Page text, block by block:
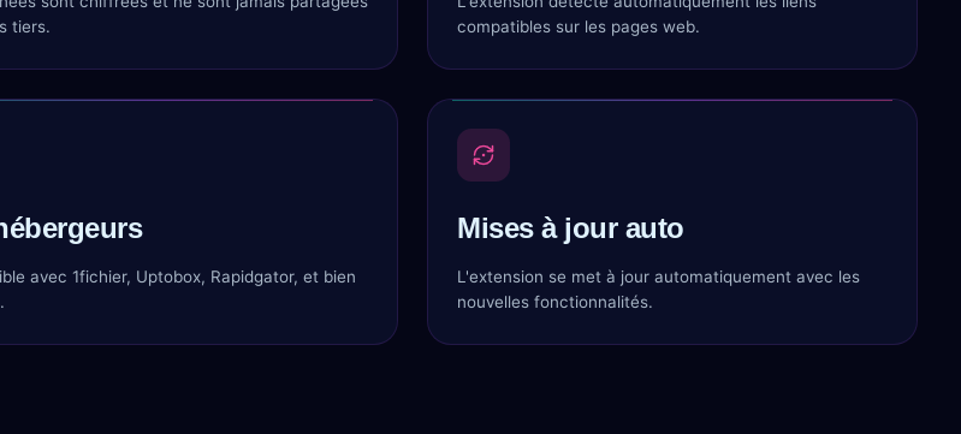
tiers.
compatibles sur les pages web.
avec 1fichier, Uptobox, Rapidgator, et bien
Mises à jour auto
L'extension se met à jour automatiquement avec les
nouvelles fonctionnalités.